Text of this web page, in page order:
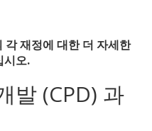
각 재정에 대한 더 자세한
시오.
발 (CPD) 과